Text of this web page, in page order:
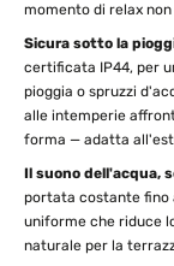
momento di relax
Sicura sotto la
certificata IP44, per
pioggia o spruzzi
alle intemperie
forma — adatta
Il suono dell'acqua,
portata costante fino
uniforme che riduce
naturale per la